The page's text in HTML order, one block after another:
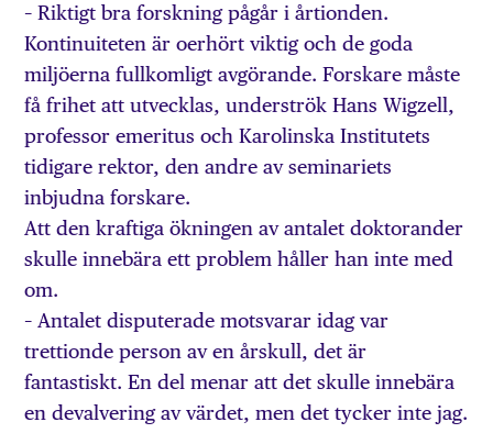
– Riktigt bra forskning pågår i årtionden.
Kontinuiteten är oerhört viktig och de goda
miljöerna fullkomligt avgörande. Forskare måste
få frihet att utvecklas, underströk Hans Wigzell,
professor emeritus och Karolinska Institutets
tidigare rektor, den andre av seminariets
inbjudna forskare.
Att den kraftiga ökningen av antalet doktorander
skulle innebära ett problem håller han inte med
om.
– Antalet disputerade motsvarar idag var
trettionde person av en årskull, det är
fantastiskt. En del menar att det skulle innebära
en devalvering av värdet, men det tycker inte jag.